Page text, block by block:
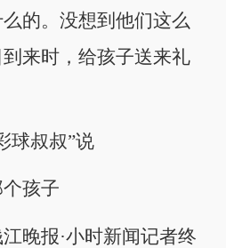
的。没想到他们这么
来时，给孩子送来礼
叔叔”说
孩子
报·小时新闻记者终